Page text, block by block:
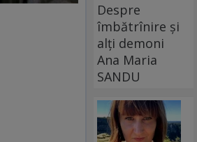
Despre
îmbătrînire și
alți demoni
Ana Maria
SANDU